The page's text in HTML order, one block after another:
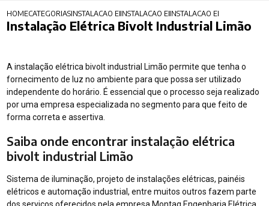
HOMECATEGORIASINSTALACAO ELETRICAINSTALACAO ELETRICA EXTERNA
INSTALACAO ELETRICA
Instalação Elétrica Bivolt Industrial Limão
A instalação elétrica bivolt industrial Limão permite que tenha o
fornecimento de luz no ambiente para que possa ser utilizado
independente do horário. É essencial que o processo seja realizado
por uma empresa especializada no segmento para que feito de
forma correta e assertiva.
Saiba onde encontrar instalação elétrica
bivolt industrial Limão
Sistema de iluminação, projeto de instalações elétricas, painéis
elétricos e automação industrial, entre muitos outros fazem parte